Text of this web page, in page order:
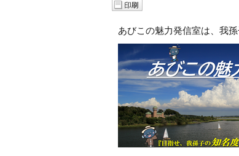
あびこの魅力発信室は、我